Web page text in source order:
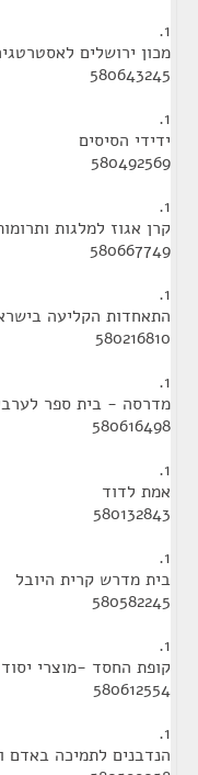
1.
מכון ירושלים
580643245
1.
ידידי הסיסים
580492569
1.
קרן אגוז למלגות
580667749
1.
התאחדות הקליעה
580216810
1.
מדרסה - בית ספר
580616498
1.
אמת לדוד
580132843
1.
בית מדרש קרית היובל
580582245
1.
קופת החסד -מוצרי יסוד
580612554
1.
הנדבנים לתמיכה באדם